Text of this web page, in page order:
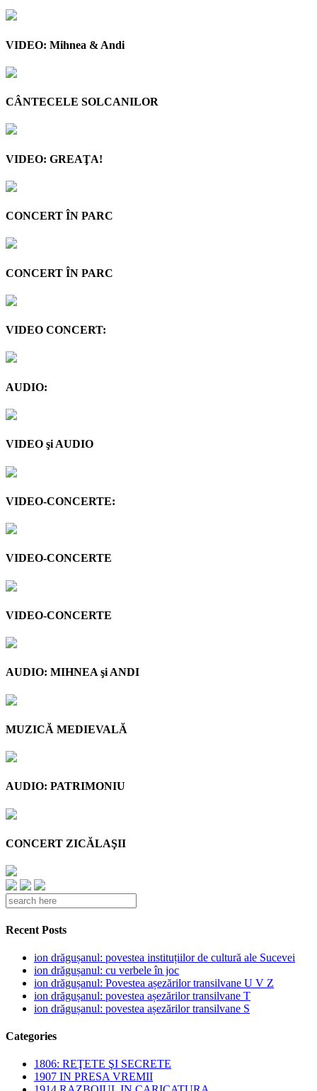
VIDEO: Mihnea & Andi
CÂNTECELE SOLCANILOR
VIDEO: GREAŢA!
CONCERT ÎN PARC
CONCERT ÎN PARC
VIDEO CONCERT:
AUDIO:
VIDEO şi AUDIO
VIDEO-CONCERTE:
VIDEO-CONCERTE
VIDEO-CONCERTE
AUDIO: MIHNEA şi ANDI
MUZICĂ MEDIEVALĂ
AUDIO: PATRIMONIU
CONCERT ZICĂLAŞII
Recent Posts
ion drăgușanul: povestea instituțiilor de cultură ale Sucevei
ion drăgușanul: cu verbele în joc
ion drăgușanul: Povestea așezărilor transilvane U V Z
ion drăgușanul: povestea așezărilor transilvane T
ion drăgușanul: povestea așezărilor transilvane S
Categories
1806: REŢETE ŞI SECRETE
1907 IN PRESA VREMII